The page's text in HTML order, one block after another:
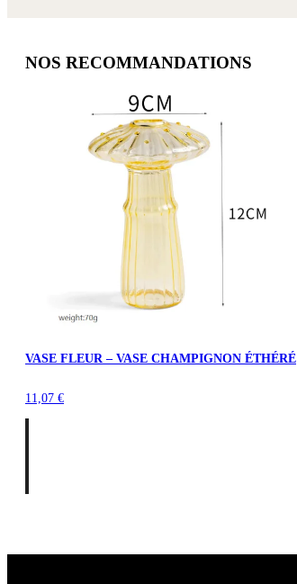
NOS RECOMMANDATIONS
VASE FLEUR – VASE CHAMPIGNON ÉTHÉRÉ
11,07 €